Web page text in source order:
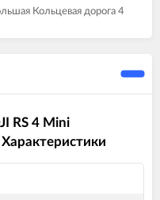
Кольцевая дорога 4
RS 4 Mini